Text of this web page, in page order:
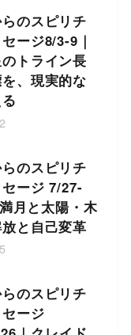
のスピリチ
ージ8/3-9｜
トライン長
、現実的な
のスピリチ
ージ 7/27-
月と太陽・木
と自己変革
のスピリチ
ージ